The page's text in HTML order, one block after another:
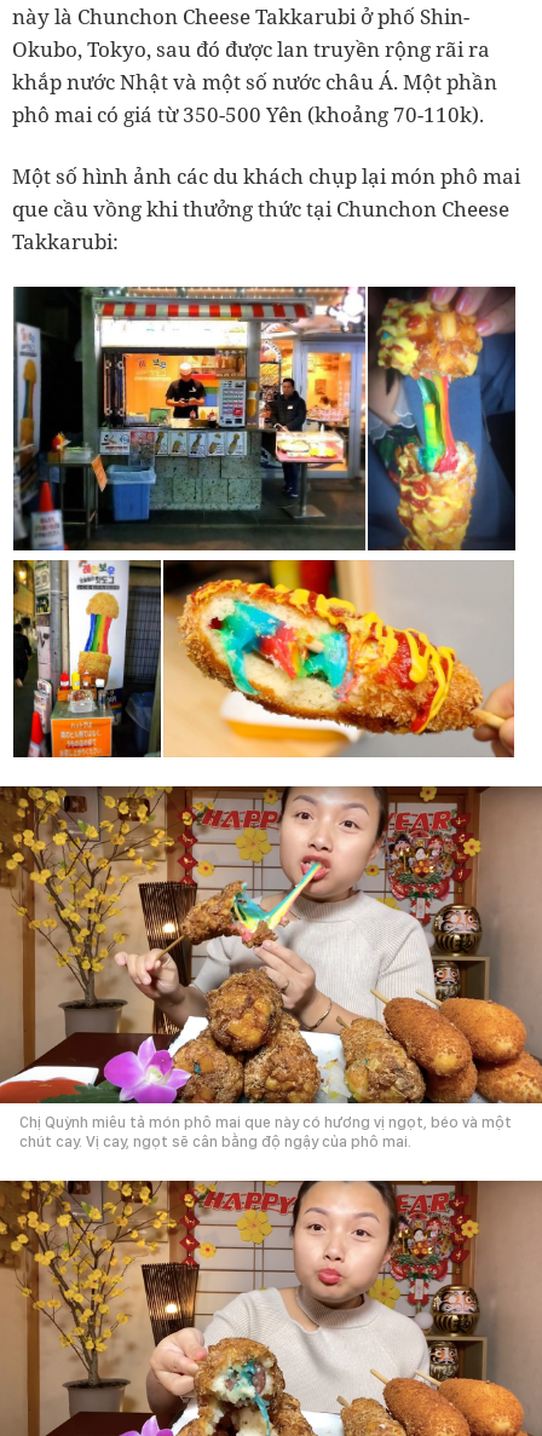
này là Chunchon Cheese Takkarubi ở phố Shin-
Okubo, Tokyo, sau đó được lan truyền rộng rãi ra
khắp nước Nhật và một số nước châu Á. Một phần
phô mai có giá từ 350-500 Yên (khoảng 70-110k).
Một số hình ảnh các du khách chụp lại món phô mai
que cầu vồng khi thưởng thức tại Chunchon Cheese
Takkarubi:
Chị Quỳnh miêu tả món phô mai que này có hương vị ngọt, béo và một
chút cay. Vị cay, ngọt sẽ cân bằng độ ngậy của phô mai.